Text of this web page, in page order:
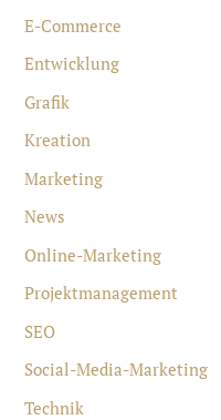
E-Commerce
Entwicklung
Grafik
Kreation
Marketing
News
Online-Marketing
Projektmanagement
SEO
Social-Media-Marketing
Technik